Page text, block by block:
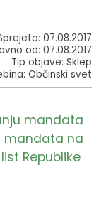
07.08.2017
od: 07.08.2017
Tip objave: Sklep
Občinski svet
mandata
mandata na
Republike